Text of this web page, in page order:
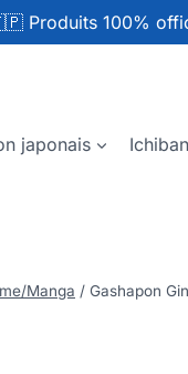
Produits 100%
japonais
Manga / Gashapon